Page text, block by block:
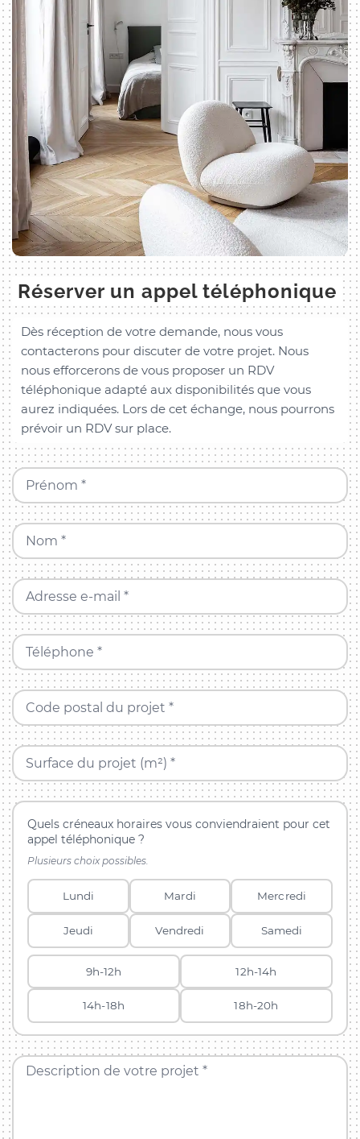
Réserver un appel téléphonique
Dès réception de votre demande, nous vous
contacterons pour discuter de votre projet. Nous
nous efforcerons de vous proposer un RDV
téléphonique adapté aux disponibilités que vous
aurez indiquées. Lors de cet échange, nous pourrons
prévoir un RDV sur place.
Prénom *
Nom *
Adresse e-mail *
Téléphone *
Code postal du projet *
Surface du projet (m²) *
Quels créneaux horaires vous conviendraient pour cet
appel téléphonique ?
Plusieurs choix possibles.
Lundi Mardi Mercredi
Jeudi Vendredi Samedi
9h-12h 12h-14h
14h-18h 18h-20h
Description de votre projet *